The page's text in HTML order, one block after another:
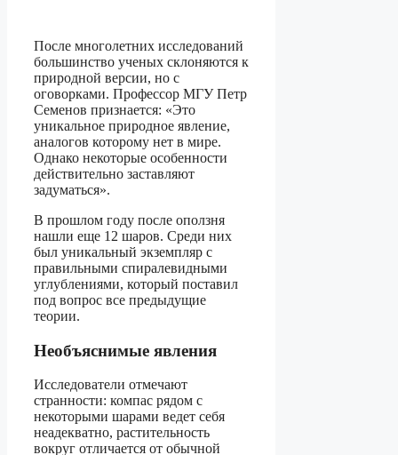
После многолетних исследований
большинство ученых склоняются к
природной версии, но с
оговорками. Профессор МГУ Петр
Семенов признается: «Это
уникальное природное явление,
аналогов которому нет в мире.
Однако некоторые особенности
действительно заставляют
задуматься».
В прошлом году после оползня
нашли еще 12 шаров. Среди них
был уникальный экземпляр с
правильными спиралевидными
углублениями, который поставил
под вопрос все предыдущие
теории.
Необъяснимые явления
Исследователи отмечают
странности: компас рядом с
некоторыми шарами ведет себя
неадекватно, растительность
вокруг отличается от обычной